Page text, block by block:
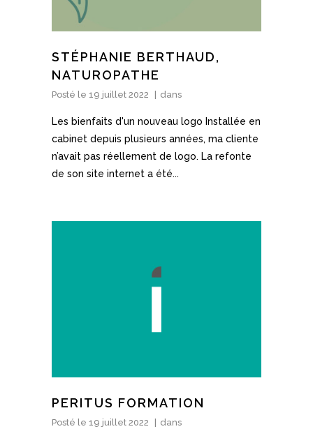
STÉPHANIE BERTHAUD,
NATUROPATHE
Posté le 19 juillet 2022 dans
Les bienfaits d'un nouveau logo Installée en
cabinet depuis plusieurs années, ma cliente
n’avait pas réellement de logo. La refonte
de son site internet a été...
PERITUS FORMATION
Posté le 19 juillet 2022 dans